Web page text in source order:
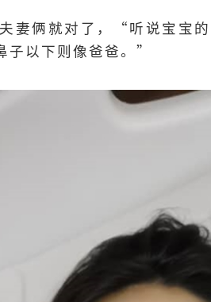
妻俩就对了，“听说宝宝
子以下则像爸爸。”